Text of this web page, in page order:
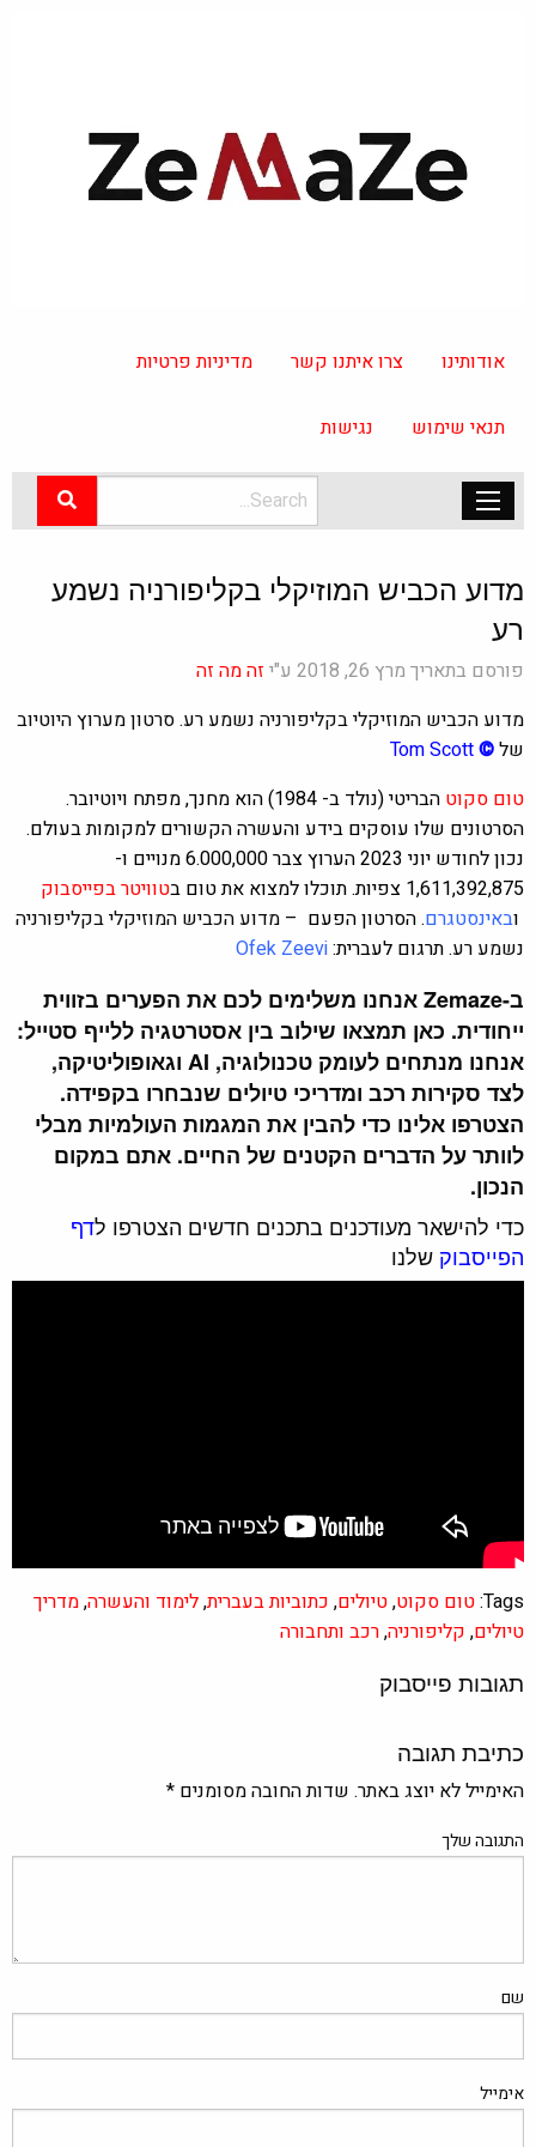
אודותינו צרו איתנו קשר מדיניות פרטיות
תנאי שימוש נגישות
מדוע הכביש המוזיקלי בקליפורניה נשמע
רע
פורסם בתאריך מרץ 26, 2018 ע"י
זה מה זה
מדוע הכביש המוזיקלי בקליפורניה נשמע רע. סרטון מערוץ היוטיוב
של©
Tom Scott
טום סקוט
הבריטי (נולד ב- 1984) הוא מחנך, מפתח ויוטיובר.
הסרטונים שלו עוסקים בידע והעשרה הקשורים למקומות בעולם.
נכון לחודש יוני 2023 הערוץ צבר 6.000,000‏‏ ‏מנויים‏ ו-
1,611,392,875 צפיות. תוכלו למצוא את טום ב
טוויטרבפייסבוק
ובאינסטגרם. הסרטון הפעם – מדוע הכביש המוזיקלי בקליפורניה
נשמע רע.תרגום לעברית:Ofek Zeevi
ב-Zemaze אנחנו משלימים לכם את הפערים בזווית
ייחודית. כאן תמצאו שילוב בין אסטרטגיה ללייף סטייל:
אנחנו מנתחים לעומק טכנולוגיה, AI וגאופוליטיקה,
לצד סקירות רכב ומדריכי טיולים שנבחרו בקפידה.
הצטרפו אלינו כדי להבין את המגמות העולמיות מבלי
לוותר על הדברים הקטנים של החיים. אתם במקום
הנכון.
כדי להישאר מעודכנים בתכנים חדשים הצטרפו לדף
הפייסבוק שלנו
Tags: טום סקוט,טיולים, כתוביות בעברית,לימוד והעשרה,מדריך
טיולים, קליפורניה,רכב ותחבורה
תגובות פייסבוק
כתיבת תגובה
האימייל לא יוצג באתר. שדות החובה מסומנים *
התגובה שלך
שם
אימייל